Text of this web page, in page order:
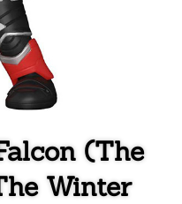
(The
Winter